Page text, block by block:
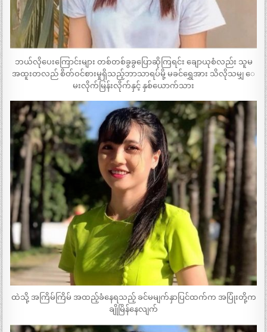
ဘယ်လိုပေးကြောင်းများ တစ်တစ်ခွခွပြောဆိုကြရင်း ချောယုစံလည်း သူမ
အထူးတလည် စိတ်ဝင်စားမှုရှိသည့်ဘာသာရပ်မို့ မခင်ရွှေအား သိလိုသမျှ ေ
မးလိုက်မြန်းလိုက်နှင့် နှစ်ယောက်သား
ထဲသို့ အကြိမ်ကြိမ် အထည့်ခံနေရသည့် ခင်မမျက်နှာပြင်ထက်က အပြုံးတို့က
ချိုမြိန်နေလျက်